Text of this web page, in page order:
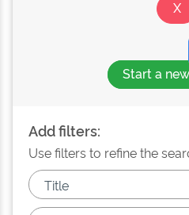
Start a
Add filters:
Use filters to refine the